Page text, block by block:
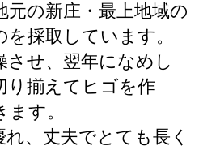
の新庄・最上地域の
採取しています。
せ、翌年になめし
り揃えてヒゴを作
す。
、丈夫でとても長く